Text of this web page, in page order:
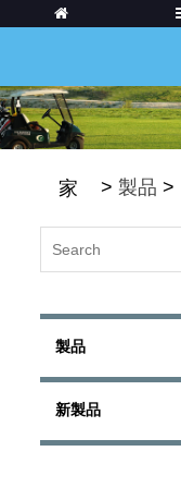
家 > 製品 >
製品
新製品